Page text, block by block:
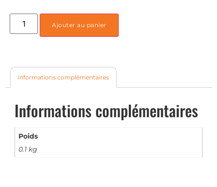
Ajouter au panier
Informations complémentaires
Informations complémentaires
Poids
0.1 kg